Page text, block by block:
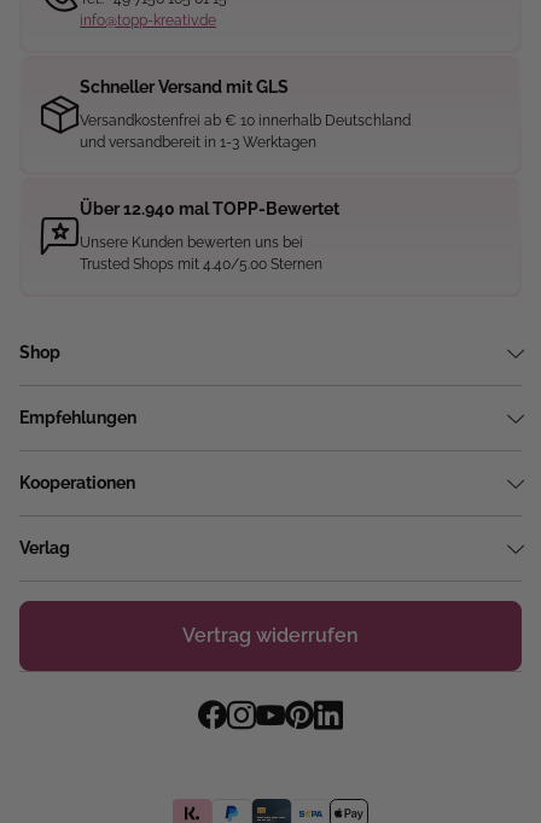
info@topp-kreativ.de
Schneller Versand mit GLS
Versandkostenfrei ab € 10 innerhalb Deutschland
und versandbereit in 1-3 Werktagen
Über 12.940 mal TOPP-Bewertet
Unsere Kunden bewerten uns bei
Trusted Shops mit 4.40/5.00 Sternen
Shop
Empfehlungen
Kooperationen
Verlag
Vertrag widerrufen